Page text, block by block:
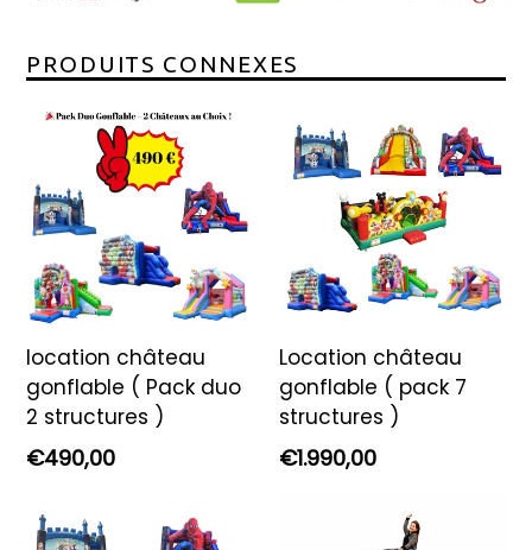
PRODUITS CONNEXES
location château
gonflable ( Pack duo
2 structures )
Prix
€490,00
Location château
gonflable ( pack 7
structures )
Prix
€1.990,00